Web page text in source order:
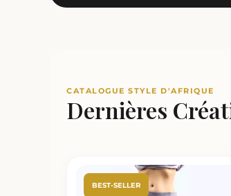
CATALOGUE STYLE D'AFRIQUE
Dernières
BEST-SELLER